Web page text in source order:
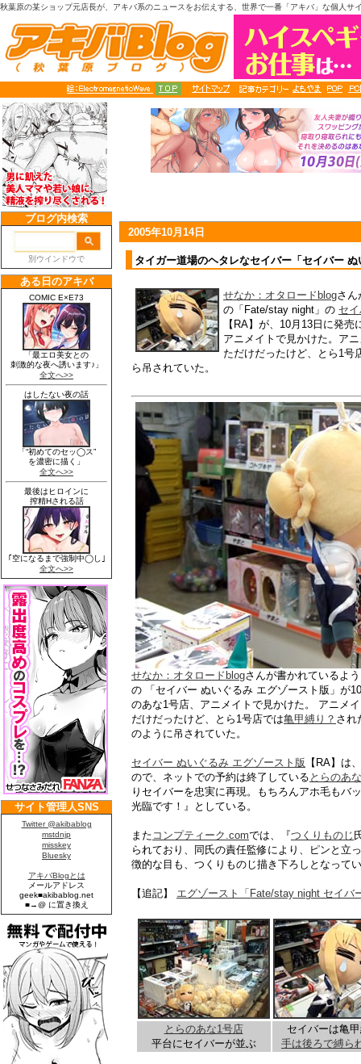
秋葉原の某ショップ元店長が、アキバ系のニュースをお伝えする、世界で一番「アキバ」な個人サ
2005年10月14日
タイガー道場のヘタレなセイバー「セイバー
せなか：オタロードblogさん
の「Fate/stay night」の セ
【RA】が、10月13日に発
アニメイトで見かけた。ア
ただけだったけど、とら1号
ら吊されていた。
せなか：オタロードblogさんが書かれているよ
の 「セイバー ぬいぐるみ エグゾースト版」が
のあな1号店、アニメイトで見かけた。 アニメ
だけだったけど、とら1号店では亀甲縛り？ され
のように吊されていた。
セイバー ぬいぐるみ エグゾースト版 【RA】は
ので、ネットでの予約は終了している とらのあな
りセイバーを忠実に再現。もちろんアホ毛もバ
光臨です！』としている。
また コンプティーク.comでは、『つくりものじ
られており、同氏の責任監修により、ピンと
徴的な目も、つくりものじ描き下ろしとなって
【追記】 エグゾースト「Fate/stay night セイバ
とらのあな1号店
平台にセイバーが並ぶ
セイバーは亀
手は後ろで縛ら